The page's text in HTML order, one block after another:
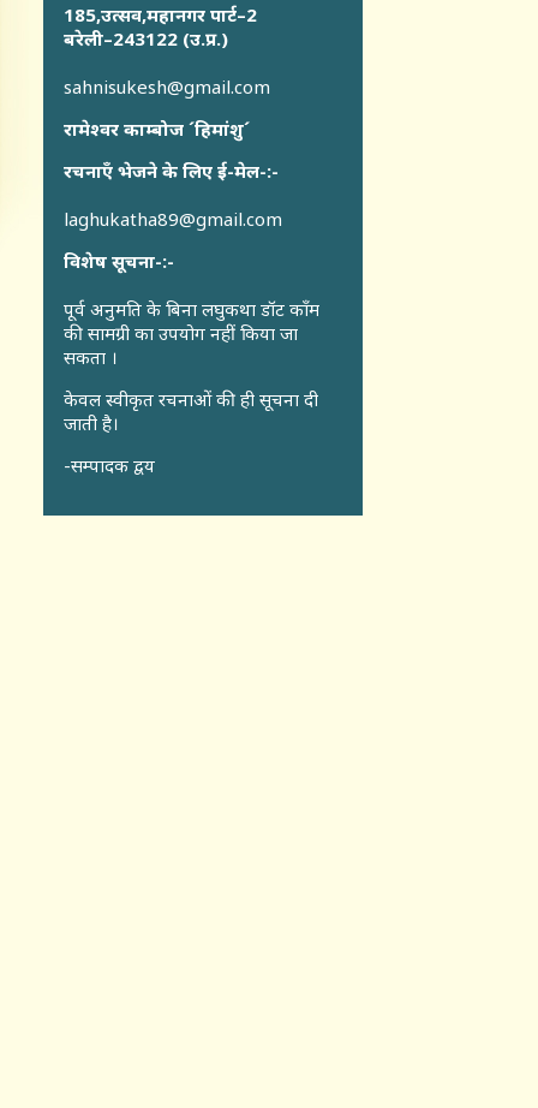
185,उत्सव,महानगर पार्ट–2
बरेली–243122 (उ.प्र.)
sahnisukesh@gmail.com
रामेश्वर काम्बोज ´हिमांशु´
रचनाएँ भेजने के लिए ई-मेल-:-
laghukatha89@gmail.com
विशेष सूचना-:-
पूर्व अनुमति के बिना लघुकथा डॉट कॉंम
की सामग्री का उपयोग नहीं किया जा
सकता ।
केवल स्वीकृत रचनाओं की ही सूचना दी
जाती है।
-सम्पादक द्वय